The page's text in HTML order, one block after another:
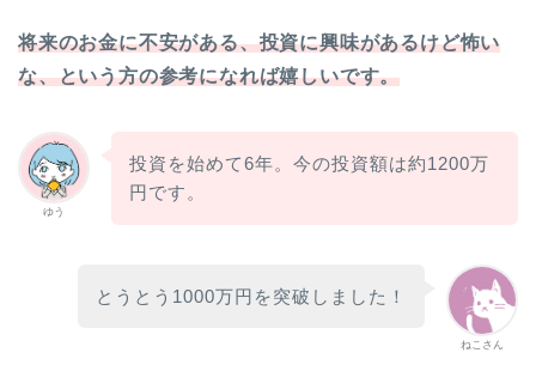
将来のお金に不安がある、投資に興味があるけど怖い
な、という方の参考になれば嬉しいです。
ゆう
投資を始めて6年。今の投資額は約1200万
円です。
ねこさん
とうとう1000万円を突破しました！